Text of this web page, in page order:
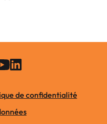
de confidentialité